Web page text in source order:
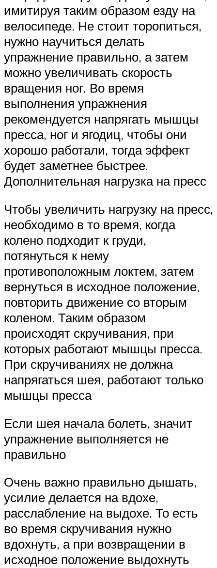
имитируя таким образом езду на
велосипеде. Не стоит торопиться,
нужно научиться делать
упражнение правильно, а затем
можно увеличивать скорость
вращения ног. Во время
выполнения упражнения
рекомендуется напрягать мышцы
пресса, ног и ягодиц, чтобы они
хорошо работали, тогда эффект
будет заметнее быстрее.
Дополнительная нагрузка на пресс
Чтобы увеличить нагрузку на пресс,
необходимо в то время, когда
колено подходит к груди,
потянуться к нему
противоположным локтем, затем
вернуться в исходное положение,
повторить движение со вторым
коленом. Таким образом
происходят скручивания, при
которых работают мышцы пресса.
При скручиваниях не должна
напрягаться шея, работают только
мышцы пресса
Если шея начала болеть, значит
упражнение выполняется не
правильно
Очень важно правильно дышать,
усилие делается на вдохе,
расслабление на выдохе. То есть
во время скручивания нужно
вдохнуть, а при возвращении в
исходное положение выдохнуть